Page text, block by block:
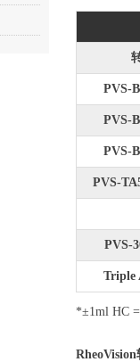
PVS-
PVS-
PVS-
PVS-
PVS-
Triple
*±1ml HC
RheoVision